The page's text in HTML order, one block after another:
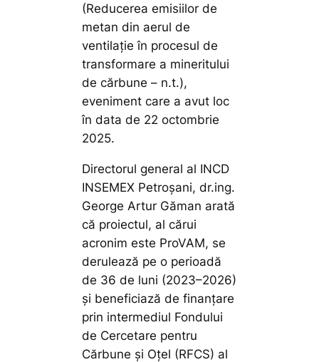
(Reducerea emisiilor de
metan din aerul de
ventilație în procesul de
transformare a mineritului
de cărbune – n.t.),
eveniment care a avut loc
în data de 22 octombrie
2025.
Directorul general al INCD
INSEMEX Petroșani, dr.ing.
George Artur Găman arată
că proiectul, al cărui
acronim este ProVAM, se
derulează pe o perioadă
de 36 de luni (2023–2026)
și beneficiază de finanțare
prin intermediul Fondului
de Cercetare pentru
Cărbune și Oțel (RFCS) al